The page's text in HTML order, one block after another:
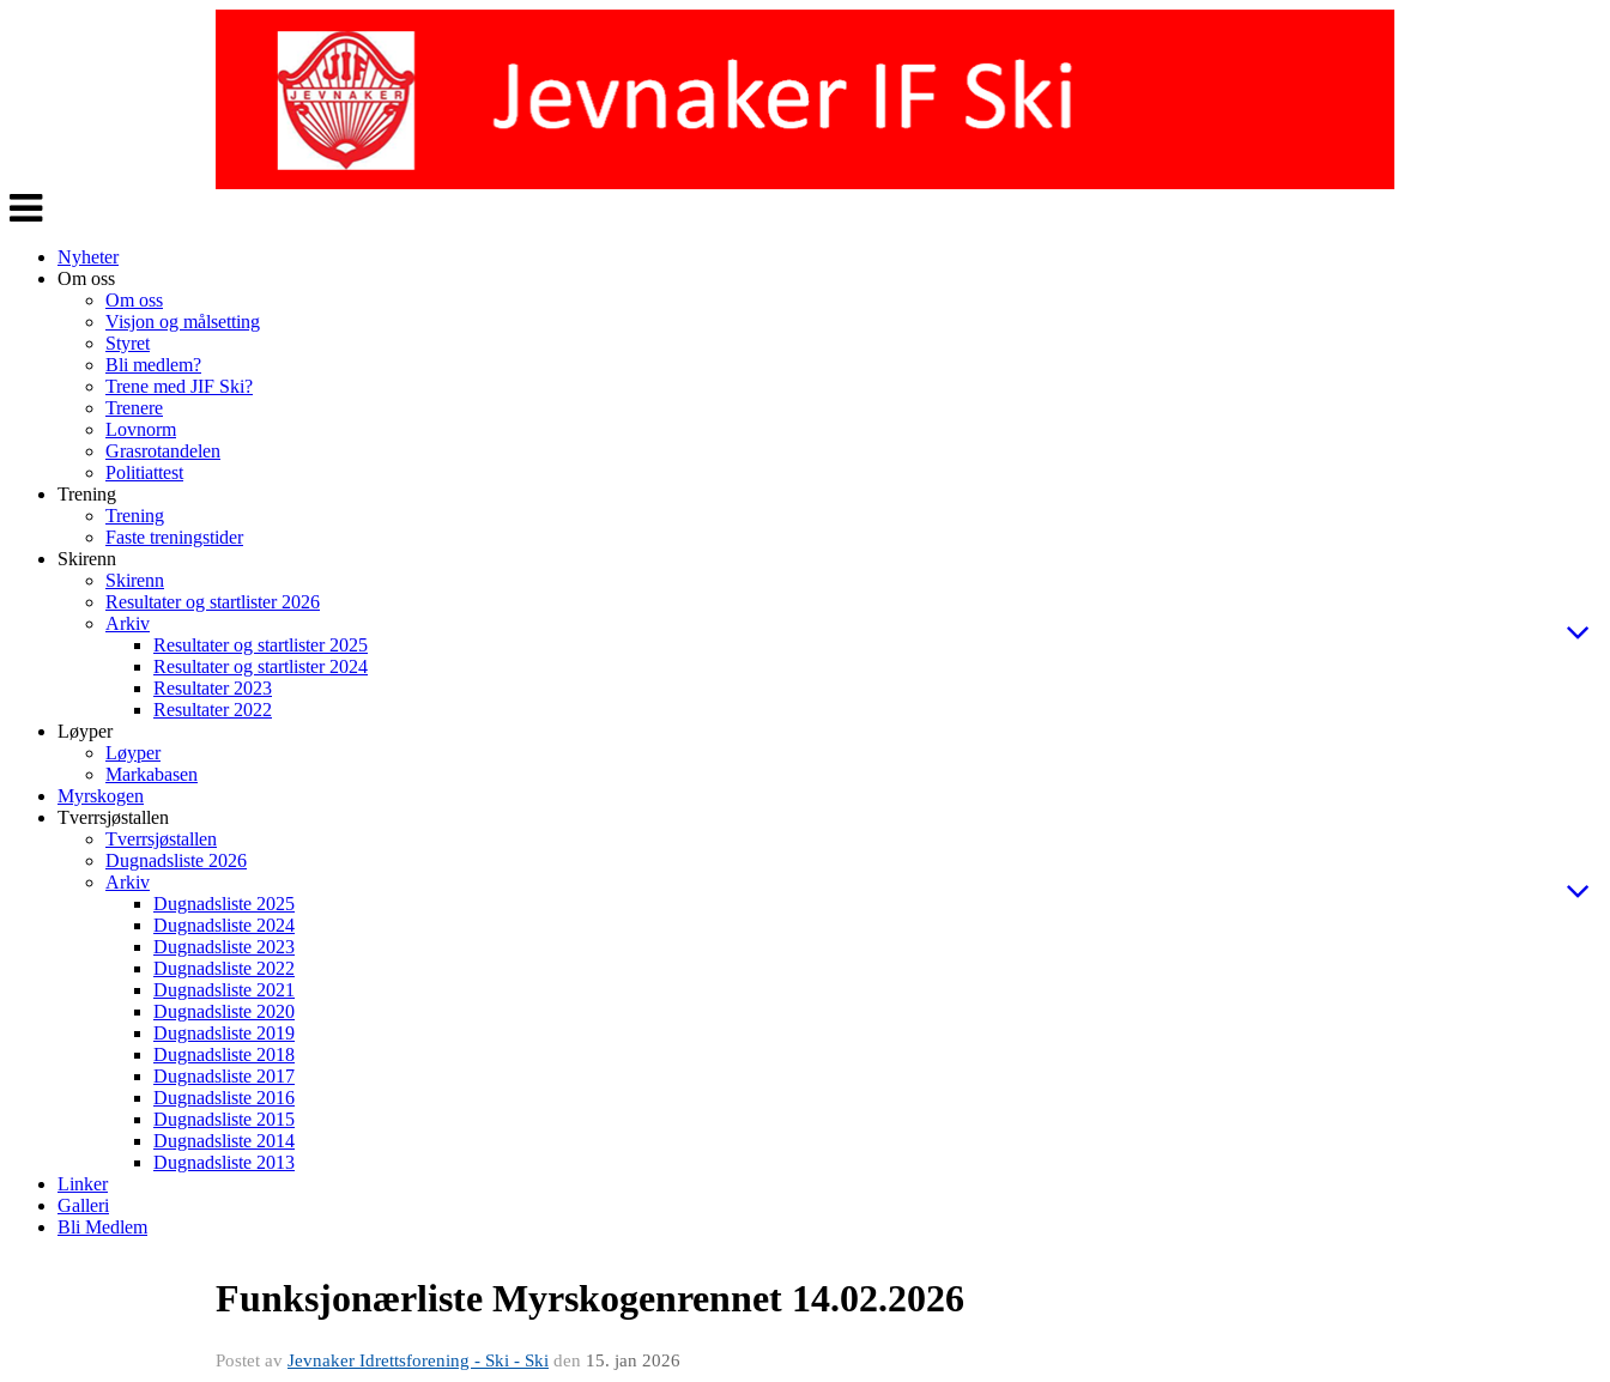
Veksle
navigasjon
Nyheter
Om oss
Om oss
Visjon og målsetting
Styret
Bli medlem?
Trene med JIF Ski?
Trenere
Lovnorm
Grasrotandelen
Politiattest
Trening
Trening
Faste treningstider
Skirenn
Skirenn
Resultater og startlister 2026
Arkiv
Resultater og startlister 2025
Resultater og startlister 2024
Resultater 2023
Resultater 2022
Løyper
Løyper
Markabasen
Myrskogen
Tverrsjøstallen
Tverrsjøstallen
Dugnadsliste 2026
Arkiv
Dugnadsliste 2025
Dugnadsliste 2024
Dugnadsliste 2023
Dugnadsliste 2022
Dugnadsliste 2021
Dugnadsliste 2020
Dugnadsliste 2019
Dugnadsliste 2018
Dugnadsliste 2017
Dugnadsliste 2016
Dugnadsliste 2015
Dugnadsliste 2014
Dugnadsliste 2013
Linker
Galleri
Bli Medlem
Funksjonærliste Myrskogenrennet 14.02.2026
Postet av Jevnaker Idrettsforening - Ski - Ski den 15. jan 2026